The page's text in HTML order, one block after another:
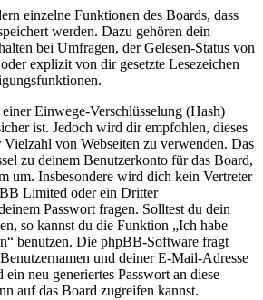
einzelne Funktionen des Boards, dass
werden. Dazu gehören dein
bei Umfragen, der Gelesen-Status von
explizit von dir gesetzte Lesezeichen
Einwege-Verschlüsselung (Hash)
ist. Jedoch wird dir empfohlen, dieses
von Webseiten zu verwenden. Das
zu deinem Benutzerkonto für das Board,
um. Insbesondere wird dich kein Vertreter
Limited oder ein Dritter
Passwort fragen. Solltest du dein
so kannst du die Funktion „Ich habe
benutzen. Die phpBB-Software fragt
und deiner E-Mail-Adresse
ein neu generiertes Passwort an diese
auf das Board zugreifen kannst.